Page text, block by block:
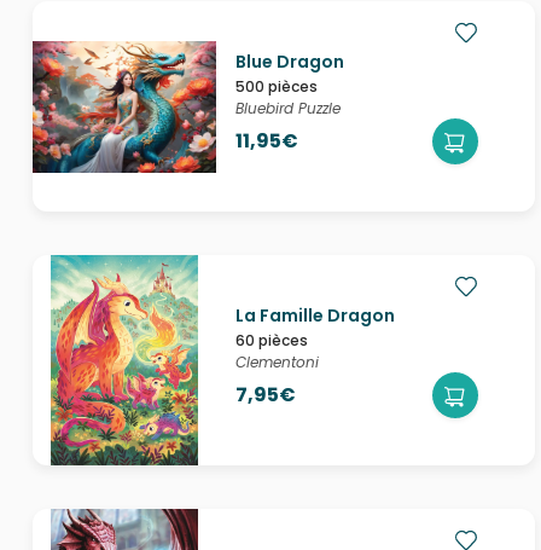
Blue Dragon
500 pièces
Bluebird Puzzle
11,95€
La Famille Dragon
60 pièces
Clementoni
7,95€